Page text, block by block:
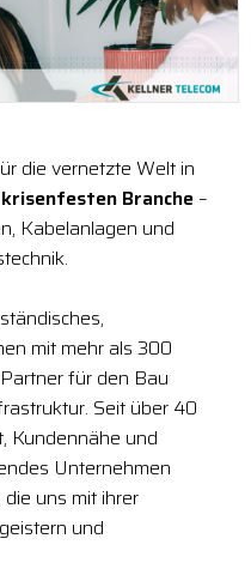
die vernetzte Welt in
Branche –
Kabelanlagen und
mit mehr als 300
für den Bau
Seit über 40
Kundennähe und
Unternehmen
uns mit ihrer
und